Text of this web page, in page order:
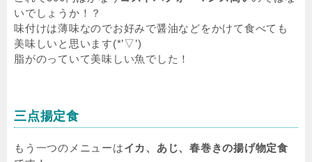
いでしょうか！？
味付けは薄味なのでお好みで醤油などをかけて食べても
美味しいと思います(*’▽’)
脂がのっていて美味しい魚でした！
三点揚定食
もう一つのメニューはイカ、あじ、春巻きの揚げ物定食